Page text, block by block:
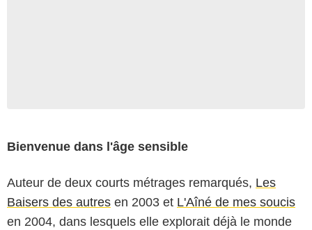
Bienvenue dans l'âge sensible
Auteur de deux courts métrages remarqués, Les
Baisers des autres en 2003 et L'Aîné de mes soucis
en 2004, dans lesquels elle explorait déjà le monde